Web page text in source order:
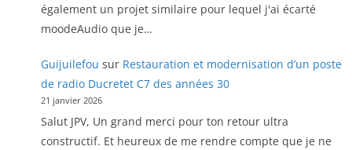
également un projet similaire pour lequel j'ai écarté
moodeAudio que je…
Guijuilefou sur Restauration et modernisation d’un poste
de radio Ducretet C7 des années 30
21 janvier 2026
Salut JPV, Un grand merci pour ton retour ultra
constructif. Et heureux de me rendre compte que je ne